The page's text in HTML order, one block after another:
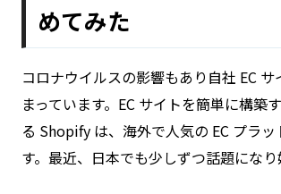
めてみた
コロナウイルスの影響もあり自社 EC
まっています。EC サイトを簡単に構築
る Shopify は、海外で人気の EC プラ
す。最近、日本でも少しずつ話題になり